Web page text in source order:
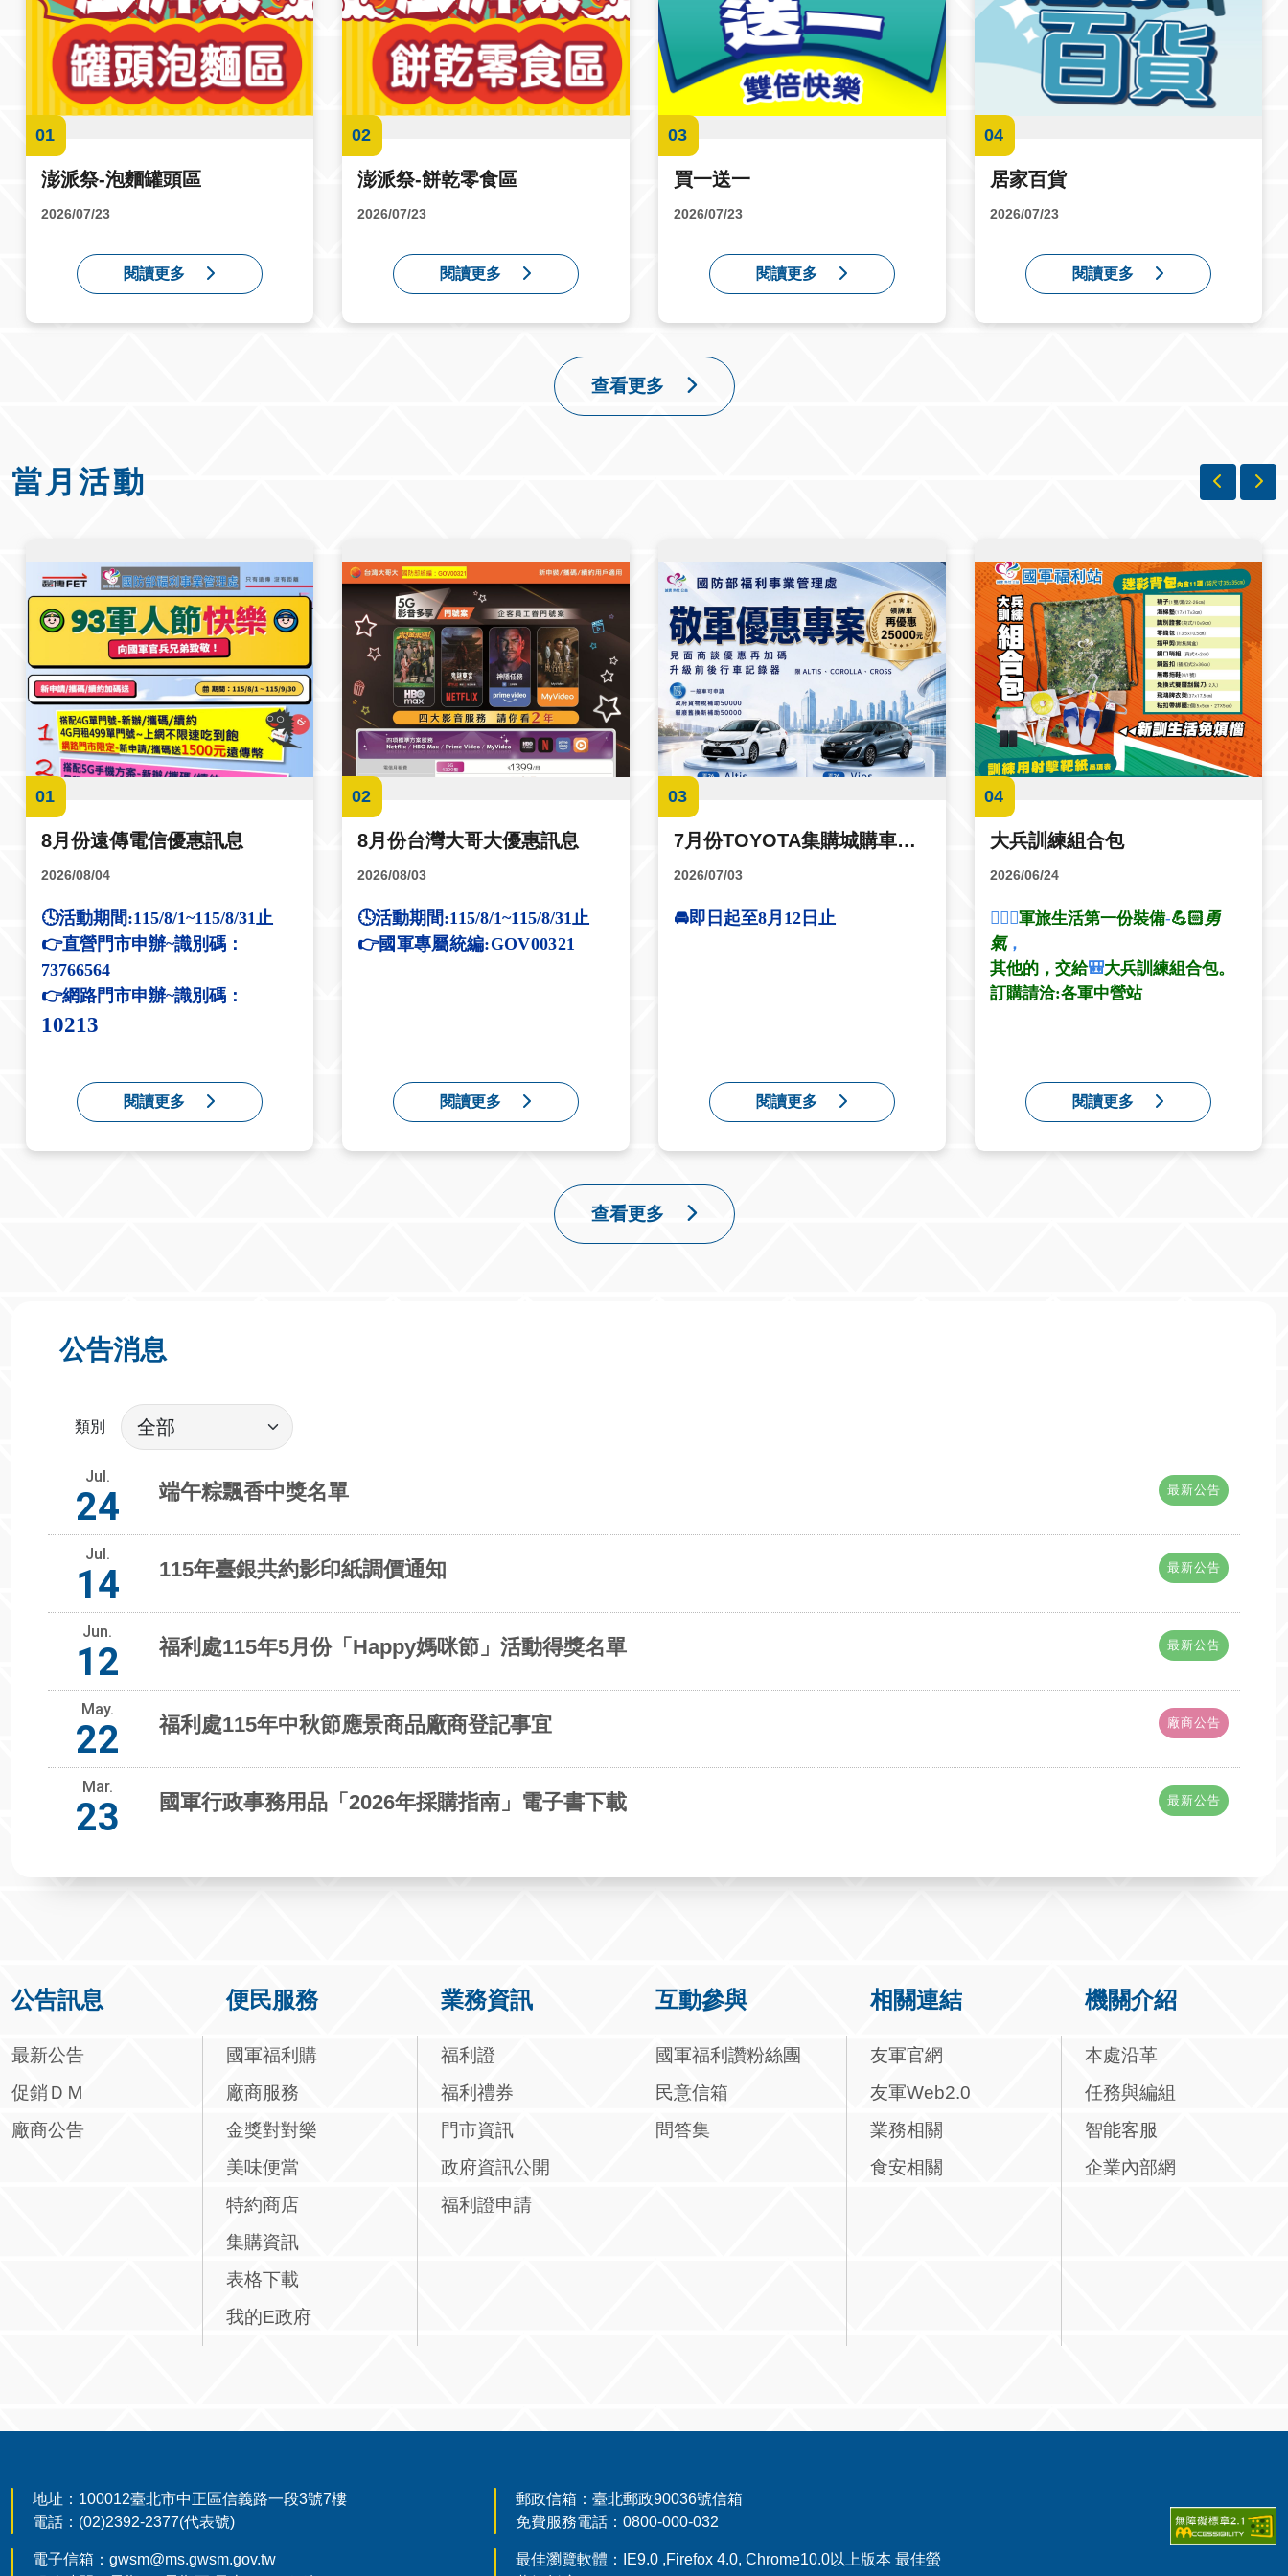
01
澎派祭-泡麵罐頭區
2026/07/23
閱讀更多
02
澎派祭-餅乾零食區
2026/07/23
閱讀更多
03
買一送一
2026/07/23
閱讀更多
04
居家百貨
2026/07/23
閱讀更多
查看更多
當月活動
01
8月份遠傳電信優惠訊息
2026/08/04
🕓活動期間:115/8/1~115/8/31止
👉直營門市申辦~識別碼：
73766564
👉網路門市申辦~識別碼：
10213
閱讀更多
02
8月份台灣大哥大優惠訊息
2026/08/03
🕓活動期間:115/8/1~115/8/31止
👉國軍專屬統編:GOV00321
閱讀更多
03
7月份TOYOTA集購城購車優惠
2026/07/03
🚘即日起至8月12日止
閱讀更多
04
大兵訓練組合包
2026/06/24
👮🏻‍♂️軍旅生活第一份裝備-💪🏻勇
氣，
其他的，交給🎒大兵訓練組合包。
訂購請洽:各軍中營站
閱讀更多
查看更多
公告消息
類別
Jul.
24 端午粽飄香中獎名單 最新公告
Jul.
14 115年臺銀共約影印紙調價通知 最新公告
Jun.
12 福利處115年5月份「Happy媽咪節」活動得獎名單 最新公告
May.
22 福利處115年中秋節應景商品廠商登記事宜 廠商公告
Mar.
23 國軍行政事務用品「2026年採購指南」電子書下載 最新公告
公告訊息
最新公告
促銷ＤＭ
廠商公告
便民服務
國軍福利購
廠商服務
金獎對對樂
美味便當
特約商店
集購資訊
表格下載
我的E政府
業務資訊
福利證
福利禮券
門市資訊
政府資訊公開
福利證申請
互動參與
國軍福利讚粉絲團
民意信箱
問答集
相關連結
友軍官網
友軍Web2.0
業務相關
食安相關
機關介紹
本處沿革
任務與編組
智能客服
企業內部網
地址：100012臺北市中正區信義路一段3號7樓
電話：(02)2392-2377(代表號)
郵政信箱：臺北郵政90036號信箱
免費服務電話：0800-000-032
電子信箱：gwsm@ms.gwsm.gov.tw
最佳瀏覽軟體：IE9.0 ,Firefox 4.0, Chrome10.0以上版本 最佳螢